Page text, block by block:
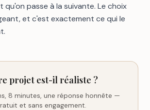
passe à la suivante. Le choix
et c'est exactement ce qui le
projet est-il réaliste ?
8 minutes, une réponse honnête —
et sans engagement.